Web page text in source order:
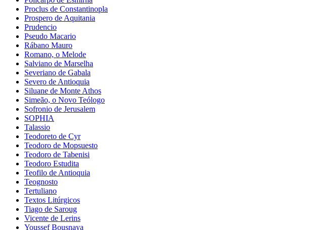
Proclus de Constantinopla
Prospero de Aquitania
Prudencio
Pseudo Macario
Rábano Mauro
Romano, o Melode
Salviano de Marselha
Severiano de Gabala
Severo de Antioquia
Siluane de Monte Athos
Simeão, o Novo Teólogo
Sofronio de Jerusalem
SOPHIA
Talassio
Teodoreto de Cyr
Teodoro de Mopsuesto
Teodoro de Tabenisi
Teodoro Estudita
Teofilo de Antioquia
Teognosto
Tertuliano
Textos Litúrgicos
Tiago de Saroug
Vicente de Lerins
Youssef Bousnaya